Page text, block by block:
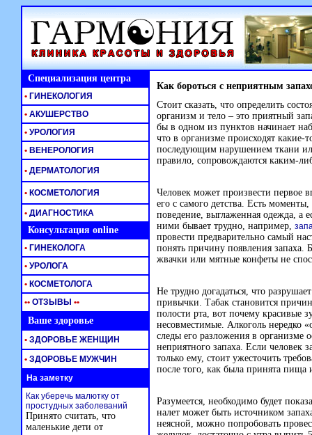
Специализация центра Как бороться с неприятным
Стоит сказать, что определить
организм и тело – это приятный
бы в одном из пунктов начинает
что в организме происходят
последующим нарушением ткани
правило, сопровождаются каким-
Человек может произвести первое
его с самого детства. Есть
поведение, выглаженная одежда, а
ними бывает трудно, например,
провести предварительно самый
понять причину появления запаха.
жвачки или мятные конфеты не
Не трудно догадаться, что
привычки. Табак становится
полости рта, вот почему красивые
несовместимые. Алкоголь нередко
следы его разложения в организме
неприятного запаха. Если человек
только ему, стоит ужесточить
после того, как была принята пища
Разумеется, необходимо будет
налет может быть источником
неясной, можно попробовать
• ГИНЕКОЛОГИЯ
• АКУШЕРСТВО
• УРОЛОГИЯ
• ВЕНЕРОЛОГИЯ
• ДЕРМАТОЛОГИЯ
• КОСМЕТОЛОГИЯ
• ДИАГНОСТИКА
Консультация online
• ГИНЕКОЛОГА
• УРОЛОГА
• КОСМЕТОЛОГА
•• ОТЗЫВЫ ••
Ваше здоровье
• ЗДОРОВЬЕ ЖЕНЩИН
• ЗДОРОВЬЕ МУЖЧИН
На заметку
Как уберечь малютку от
простудных заболеваний
Принято считать, что
маленькие дети от